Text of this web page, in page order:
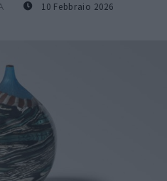
10 Febbraio 2026